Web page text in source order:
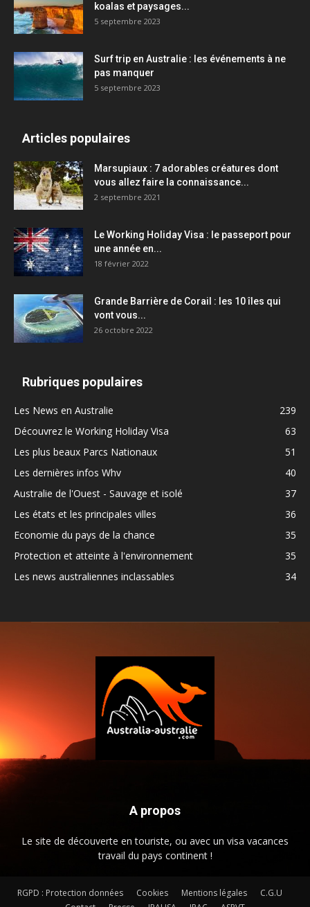
koalas et paysages...
5 septembre 2023
Surf trip en Australie : les événements à ne
pas manquer
5 septembre 2023
Articles populaires
Marsupiaux : 7 adorables créatures dont
vous allez faire la connaissance...
2 septembre 2021
Le Working Holiday Visa : le passeport pour
une année en...
18 février 2022
Grande Barrière de Corail : les 10 îles qui
vont vous...
26 octobre 2022
Rubriques populaires
Les News en Australie
239
Découvrez le Working Holiday Visa
63
Les plus beaux Parcs Nationaux
51
Les dernières infos Whv
40
Australie de l'Ouest - Sauvage et isolé
37
Les états et les principales villes
36
Economie du pays de la chance
35
Protection et atteinte à l'environnement
35
Les news australiennes inclassables
34
A propos
Le site de découverte en touriste, ou avec un visa vacances
travail du pays continent !
RGPD : Protection données Cookies Mentions légales
C.G.U